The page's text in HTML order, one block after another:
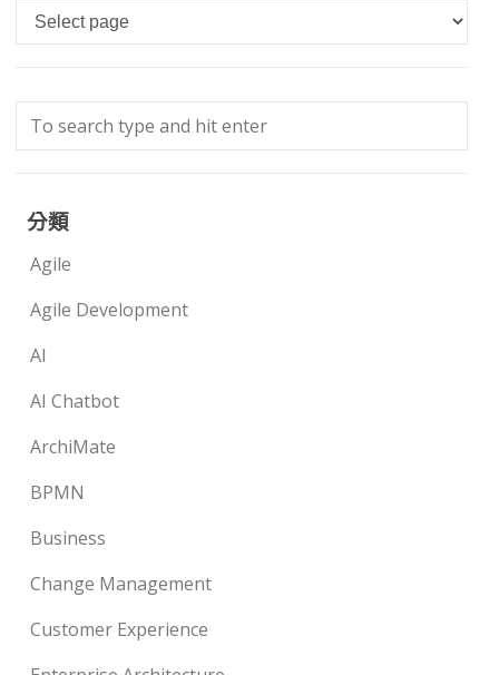
Languages
分類
Agile
Agile Development
AI
AI Chatbot
ArchiMate
BPMN
Business
Change Management
Customer Experience